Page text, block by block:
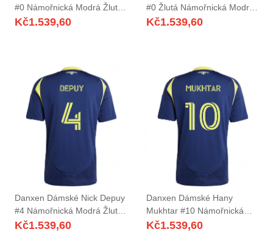
#0 Námořnická Modrá Žlutá
Daleko Hráčské Dresy
Kč1.539,60
#0 Žlutá Námořnická Modrá
Domů Hráčské Dresy
Kč1.539,60
Danxen Dámské Nick Depuy
#4 Námořnická Modrá Žlutá
Daleko Hráčské Dresy
Kč1.539,60
Danxen Dámské Hany
Mukhtar #10 Námořnická
Modrá Žlutá Daleko Hráčské
Kč1.539,60